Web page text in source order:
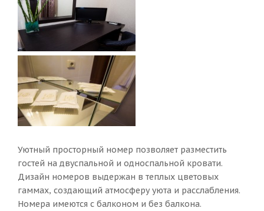
Уютный просторный номер позволяет разместить
гостей на двуспальной и односпальной кровати.
Дизайн номеров выдержан в теплых цветовых
гаммах, создающий атмосферу уюта и расслабления.
Номера имеются с балконом и без балкона.